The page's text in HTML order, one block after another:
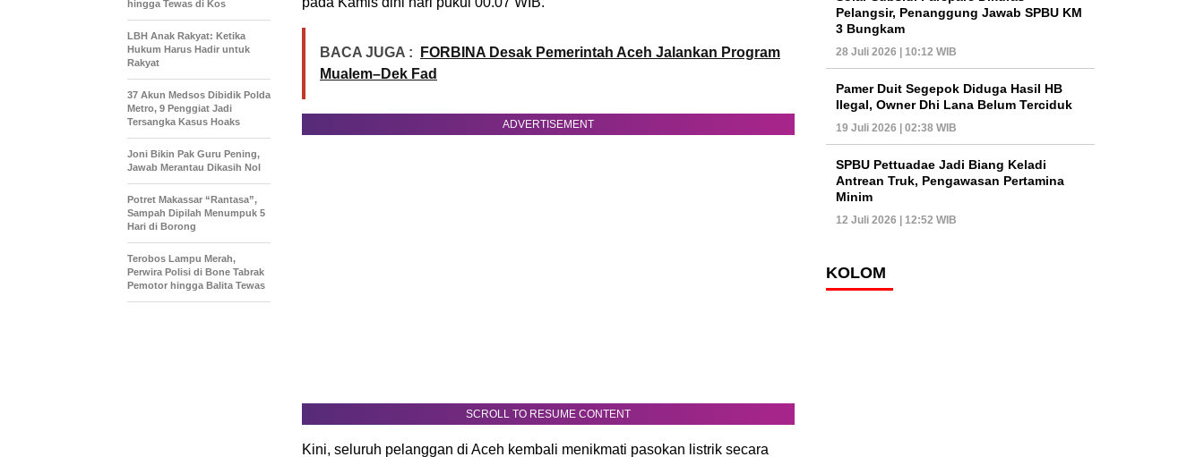
BACA JUGA :
FORBINA Desak Pemerintah Aceh Jalankan Program
Mualem–Dek Fad
ADVERTISEMENT
SCROLL TO RESUME CONTENT
Kini, seluruh pelanggan di Aceh kembali menikmati pasokan listrik secara
hingga Tewas di Kos
LBH Anak Rakyat: Ketika
Hukum Harus Hadir untuk
Rakyat
37 Akun Medsos Dibidik Polda
Metro, 9 Penggiat Jadi
Tersangka Kasus Hoaks
Joni Bikin Pak Guru Pening,
Jawab Merantau Dikasih Nol
Potret Makassar “Rantasa”,
Sampah Dipilah Menumpuk 5
Hari di Borong
Terobos Lampu Merah,
Perwira Polisi di Bone Tabrak
Pemotor hingga Balita Tewas
Pelangsir, Penanggung Jawab SPBU KM
3 Bungkam
28 Juli 2026 | 10:12 WIB
Pamer Duit Segepok Diduga Hasil HB
Ilegal, Owner Dhi Lana Belum Terciduk
19 Juli 2026 | 02:38 WIB
SPBU Pettuadae Jadi Biang Keladi
Antrean Truk, Pengawasan Pertamina
Minim
12 Juli 2026 | 12:52 WIB
KOLOM